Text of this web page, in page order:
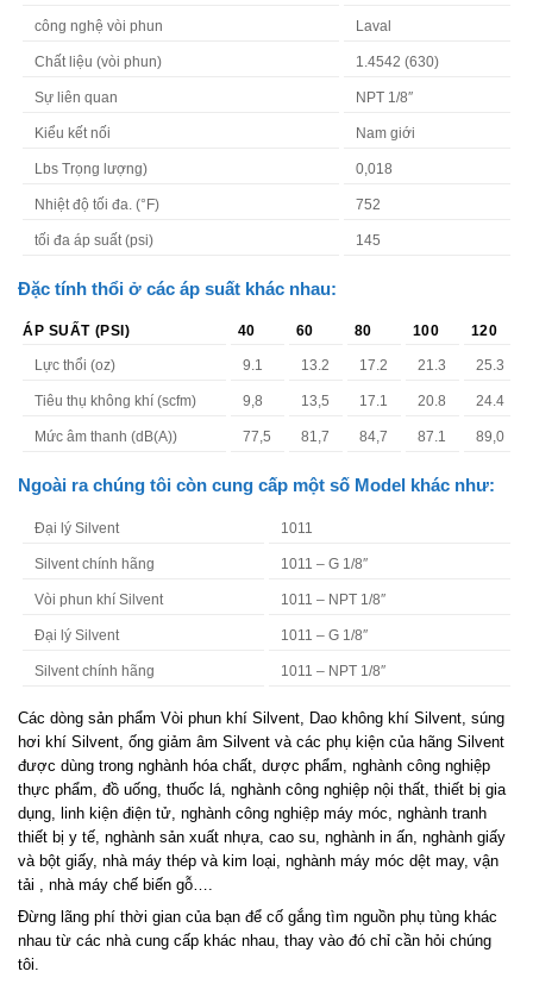
công nghệ vòi phun Laval
Chất liệu (vòi phun) 1.4542 (630)
Sự liên quan NPT 1/8″
Kiểu kết nối Nam giới
Lbs Trọng lượng) 0,018
Nhiệt độ tối đa. (°F) 752
tối đa áp suất (psi) 145
Đặc tính thổi ở các áp suất khác nhau:
ÁP SUẤT (PSI) 40 60 80 100 120
Lực thổi (oz) 9.1 13.2 17.2 21.3 25.3
Tiêu thụ không khí (scfm) 9,8 13,5 17.1 20.8 24.4
Mức âm thanh (dB(A)) 77,5 81,7 84,7 87.1 89,0
Ngoài ra chúng tôi còn cung cấp một số Model khác như:
Đại lý Silvent 1011
Silvent chính hãng 1011 – G 1/8″
Vòi phun khí Silvent 1011 – NPT 1/8″
Đại lý Silvent 1011 – G 1/8″
Silvent chính hãng 1011 – NPT 1/8″
Các dòng sản phẩm Vòi phun khí Silvent, Dao không khí Silvent, súng
hơi khí Silvent, ống giảm âm Silvent và các phụ kiện của hãng Silvent
được dùng trong nghành hóa chất, dược phẩm, nghành công nghiệp
thực phẩm, đồ uống, thuốc lá, nghành công nghiệp nội thất, thiết bị gia
dụng, linh kiện điện tử, nghành công nghiệp máy móc, nghành tranh
thiết bị y tế, nghành sản xuất nhựa, cao su, nghành in ấn, nghành giấy
và bột giấy, nhà máy thép và kim loại, nghành máy móc dệt may, vận
tải , nhà máy chế biến gỗ….
Đừng lãng phí thời gian của bạn để cố gắng tìm nguồn phụ tùng khác
nhau từ các nhà cung cấp khác nhau, thay vào đó chỉ cần hỏi chúng
tôi.